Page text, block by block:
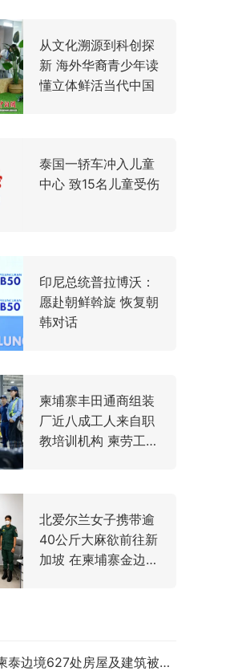
从文化溯源到科创探
新 海外华裔青少年读
懂立体鲜活当代中国
泰国一轿车冲入儿童
中心 致15名儿童受伤
印尼总统普拉博沃：
愿赴朝鲜斡旋 恢复朝
韩对话
柬埔寨丰田通商组装
厂近八成工人来自职
教培训机构 柬劳工大
北爱尔兰女子携带逾
40公斤大麻欲前往新
加坡 在柬埔寨金边机
卫星影像显示柬泰边境627处房屋及建筑被夷平 人权组织呼吁保护平民财产